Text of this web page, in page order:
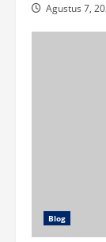
Agustus 7,
Blog